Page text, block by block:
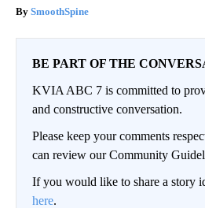
SmoothSpine
BE PART OF THE
KVIA ABC 7 is committed to
and constructive conversation.
Please keep your comments
can review our Community
If you would like to share a story
here.